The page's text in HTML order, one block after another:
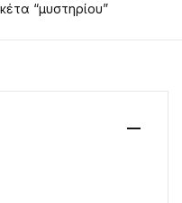
“μυστηρίου”